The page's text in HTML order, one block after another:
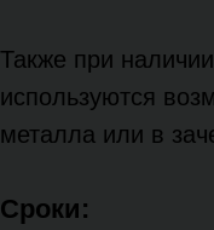
Также при
используются
металла или в
Сроки: